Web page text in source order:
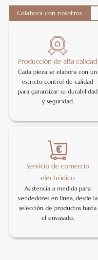
Colabora con nosotros
Producción de alta calidad
Cada pieza se elabora con un
estricto control de calidad
para garantizar su durabilidad
y seguridad.
Servicio de comercio
electrónico
Asistencia a medida para
vendedores en línea, desde la
selección de productos hasta
el envasado.